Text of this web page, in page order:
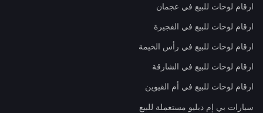
ارقام لوحات للبيع في عجمان
ارقام لوحات للبيع في الفجيرة
ارقام لوحات للبيع في رأس الخيمة
ارقام لوحات للبيع في الشارقة
ارقام لوحات للبيع في أم القيوين
سيارات بي إم دبليو مستعملة للبيع